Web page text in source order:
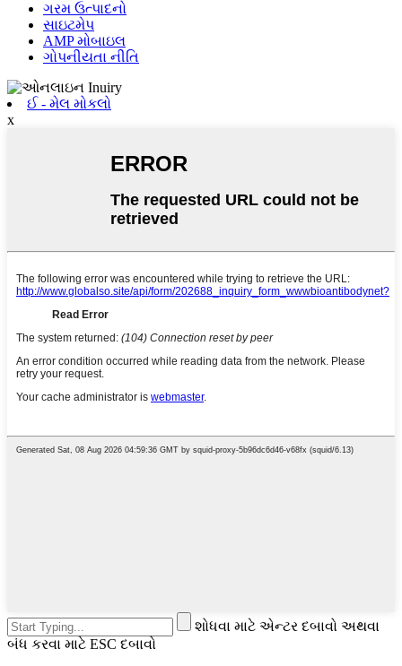
ગરમ ઉત્પાદનો
સાઇટમેપ
AMP મોબાઇલ
ગોપનીયતા નીતિ
ઈ - મેલ મોકલો
x
શોધવા માટે એન્ટર દબાવો અથવા
બંધ કરવા માટે ESC દબાવો